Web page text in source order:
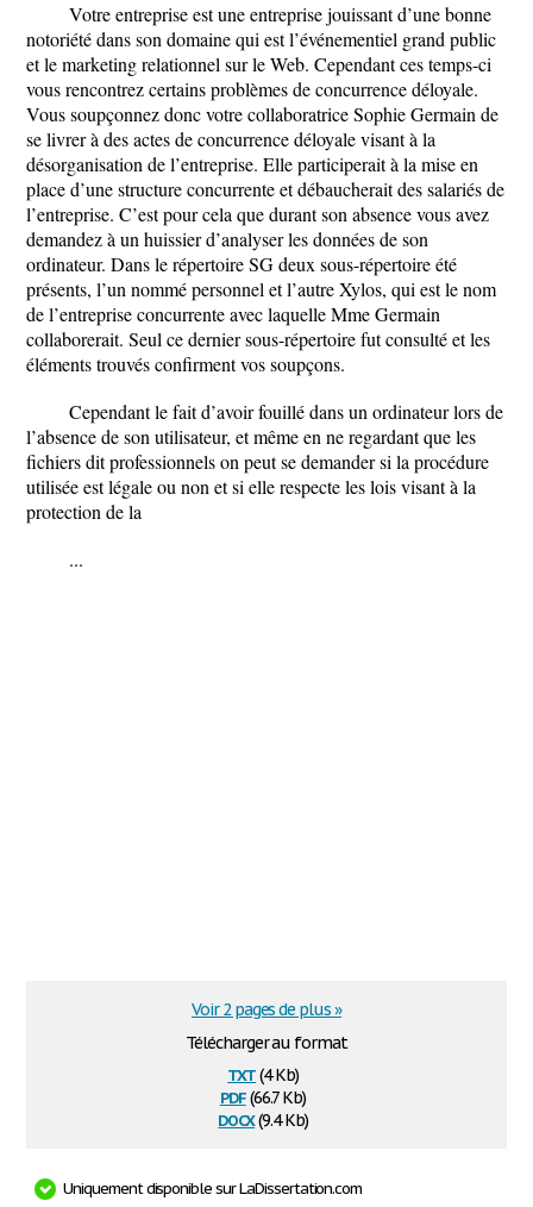
Votre entreprise est une entreprise jouissant d’une bonne
notoriété dans son domaine qui est l’événementiel grand public
et le marketing relationnel sur le Web. Cependant ces temps-ci
vous rencontrez certains problèmes de concurrence déloyale.
Vous soupçonnez donc votre collaboratrice Sophie Germain de
se livrer à des actes de concurrence déloyale visant à la
désorganisation de l’entreprise. Elle participerait à la mise en
place d’une structure concurrente et débaucherait des salariés de
l’entreprise. C’est pour cela que durant son absence vous avez
demandez à un huissier d’analyser les données de son
ordinateur. Dans le répertoire SG deux sous-répertoire été
présents, l’un nommé personnel et l’autre Xylos, qui est le nom
de l’entreprise concurrente avec laquelle Mme Germain
collaborerait. Seul ce dernier sous-répertoire fut consulté et les
éléments trouvés confirment vos soupçons.
Cependant le fait d’avoir fouillé dans un ordinateur lors de
l’absence de son utilisateur, et même en ne regardant que les
fichiers dit professionnels on peut se demander si la procédure
utilisée est légale ou non et si elle respecte les lois visant à la
protection de la
...
Télécharger au format
txt(4 Kb)
pdf(66.7 Kb)
docx(9.4 Kb)
Voir 2 pages de plus »
Uniquement disponible sur LaDissertation.com